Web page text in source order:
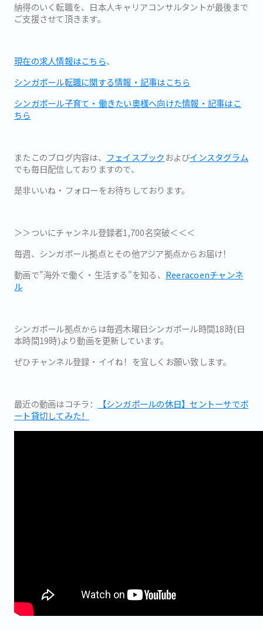
納得のいく転職を、日本人キャリアコンサルタントが最後まで
ご支援させて頂きます。
現在の求人情報はこちら、
シンガポール転職に関する情報・記事はこちら
シンガポール子育て・働きたい奥様へ向けた情報・記事はこ
ちら
またこのブログ内容は、 フェイスブックおよびインスタグラム
でも毎日配信しておりますので、
是非いいね・フォローをお待ちしております。
＞＞ついにチャンネル登録者1,700名突破＜＜＜
毎週、シンガポール拠点とその他アジア拠点からお届け！
動画で"海外で働く・生活する"を知る、 Reeracoenチャンネ
ル
シンガポール拠点からは毎週木曜日シンガポール時間18時(日
本時間19時)より動画を更新しています。
ぜひチャンネル登録・イイね！を宜しくお願い致します。
最近の動画はコチラ：
【シンガポールの休日】セントーサでボ
ート貸切してみた！